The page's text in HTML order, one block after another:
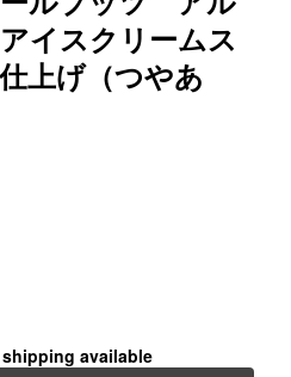
イスクリームス
上げ（つやあ
available